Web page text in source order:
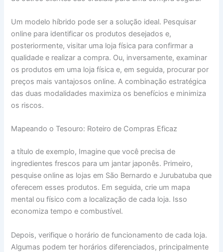
Um modelo híbrido pode ser a solução ideal. Pesquisar
online para identificar os produtos desejados e,
posteriormente, visitar uma loja física para confirmar a
qualidade e realizar a compra. Ou, inversamente, examinar
os produtos em uma loja física e, em seguida, procurar por
preços mais vantajosos online. A combinação estratégica
das duas modalidades maximiza os benefícios e minimiza
os riscos.
Mapeando o Tesouro: Roteiro de Compras Eficaz
a título de exemplo, Imagine que você precisa de
ingredientes frescos para um jantar japonês. Primeiro,
pesquise online as lojas em São Bernardo e Jurubatuba que
oferecem esses produtos. Em seguida, crie um mapa
mental ou físico com a localização de cada loja. Isso
economiza tempo e combustível.
Depois, verifique o horário de funcionamento de cada loja.
Algumas podem ter horários diferenciados, principalmente